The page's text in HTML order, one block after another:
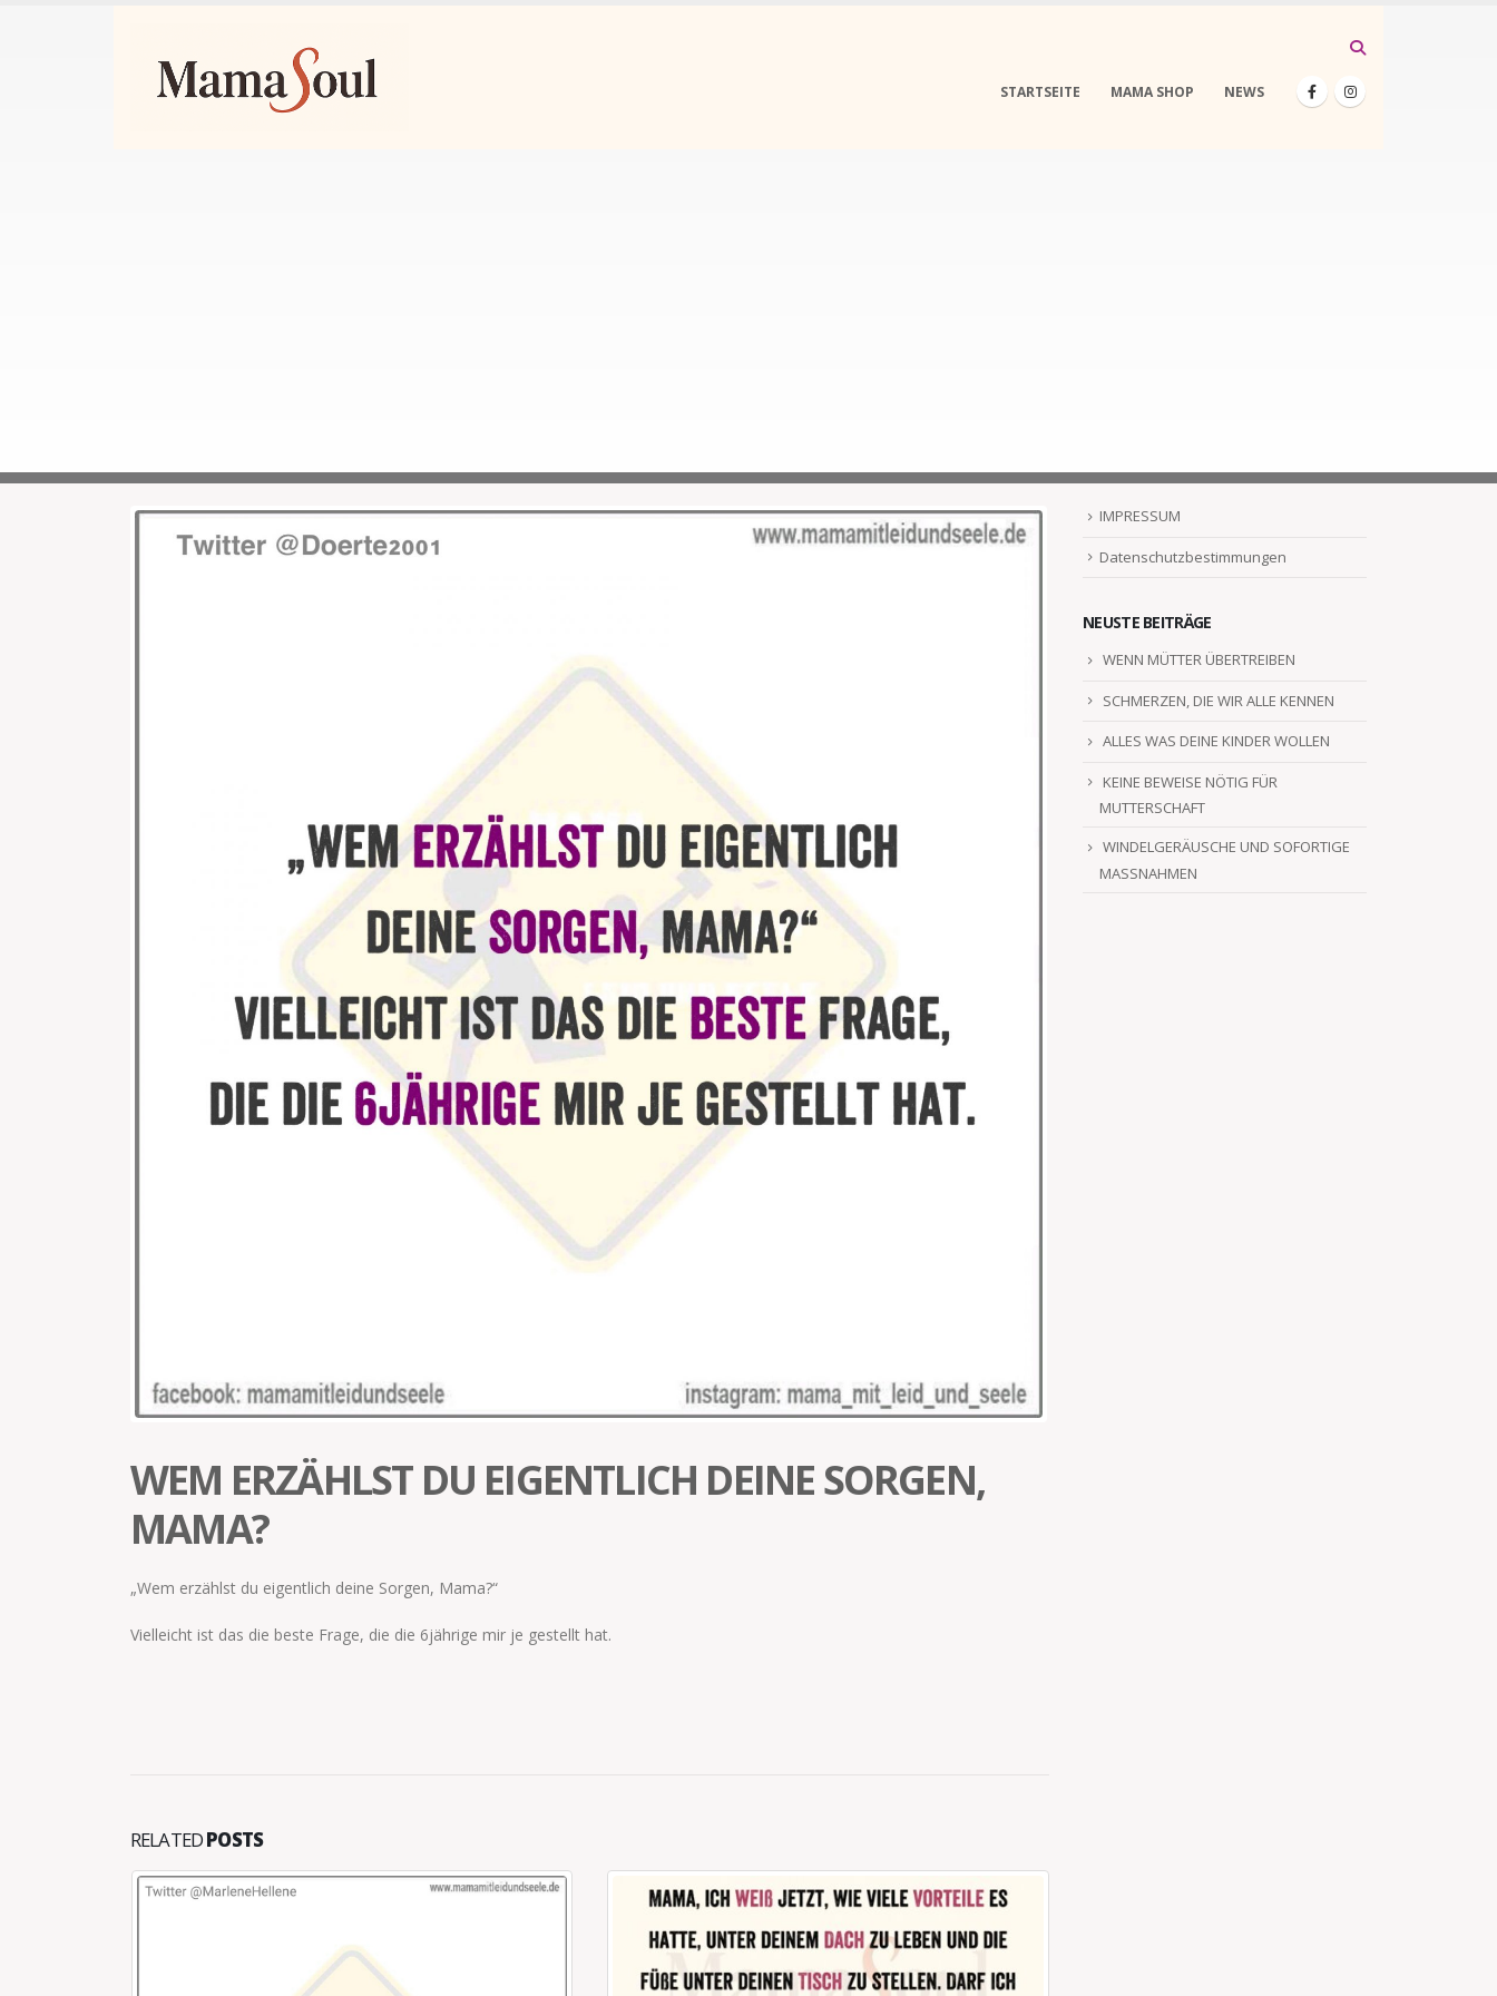
STARTSEITE MAMA SHOP NEWS
WEM ERZÄHLST DU EIGENTLICH DEINE SORGEN,
MAMA?
„Wem erzählst du eigentlich deine Sorgen, Mama?“
Vielleicht ist das die beste Frage, die die 6jährige mir je gestellt hat.
RELATEDPOSTS
IMPRESSUM
Datenschutzbestimmungen
NEUSTE BEITRÄGE
WENN MÜTTER ÜBERTREIBEN
SCHMERZEN, DIE WIR ALLE KENNEN
ALLES WAS DEINE KINDER WOLLEN
KEINE BEWEISE NÖTIG FÜR
MUTTERSCHAFT
WINDELGERÄUSCHE UND SOFORTIGE
MASSNAHMEN